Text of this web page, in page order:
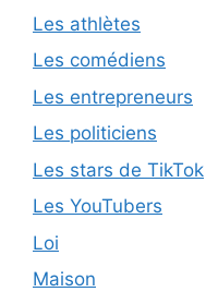
Les athlètes
Les comédiens
Les entrepreneurs
Les politiciens
Les stars de TikTok
Les YouTubers
Loi
Maison